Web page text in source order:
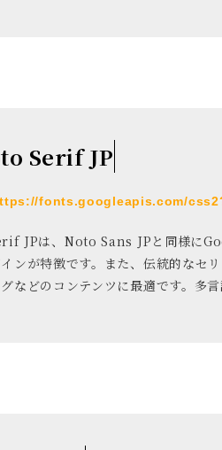
Serif JP
fonts.googleapis.com/
JPは、Noto Sans JPと同様に
ンが特徴です。また、伝統的なセ
などのコンテンツに最適です。多